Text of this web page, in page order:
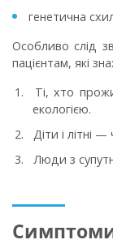
генетична
Особливо слід
пацієнтам, які
Ті, хто
екологією.
Діти і літні
Люди з
Симптоми